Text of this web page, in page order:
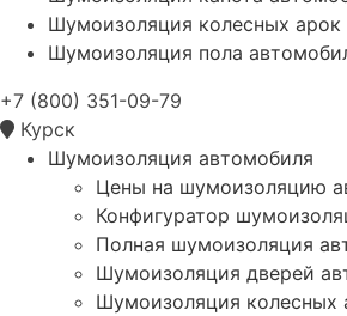
Шумоизоляция колесных арок
Шумоизоляция пола
+7 (800) 351-09-79
Курск
Шумоизоляция автомобиля
Цены на шумоизоляцию
Конфигуратор
Полная шумоизоляция
Шумоизоляция дверей
Шумоизоляция колесных